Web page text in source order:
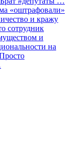
«оштрафовали»
и кражу
сотрудник
и
на